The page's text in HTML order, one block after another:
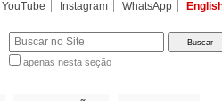
YouTube Instagram WhatsApp
apenas nesta seção